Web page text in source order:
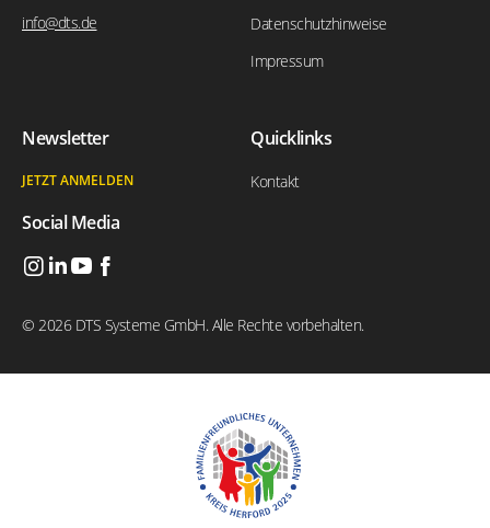
info@dts.de
Datenschutzhinweise
Impressum
Newsletter
JETZT ANMELDEN
Social Media
Quicklinks
Kontakt
© 2026 DTS Systeme GmbH. Alle Rechte vorbehalten.